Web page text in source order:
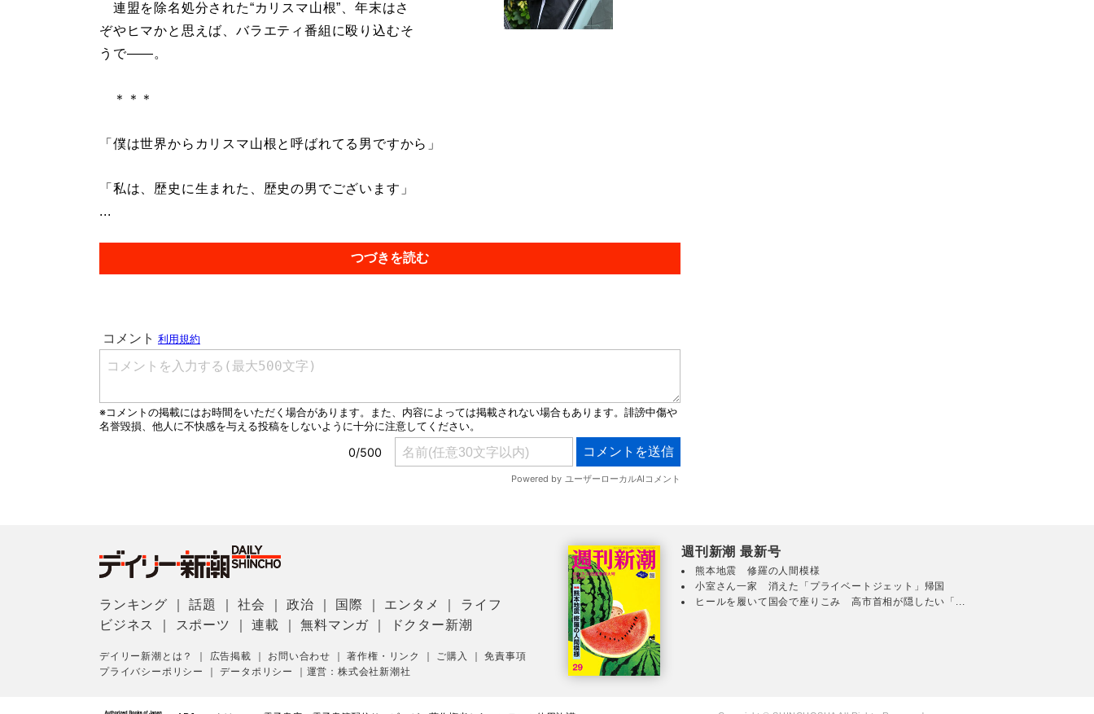
連盟を除名処分された“カリスマ山根”、年末はさ
ぞやヒマかと思えば、バラエティ番組に殴り込むそ
うで――。
＊＊＊
「僕は世界からカリスマ山根と呼ばれてる男ですから」
「私は、歴史に生まれた、歴史の男でございます」
...
つづきを読む
ランキング ｜話題 ｜社会 ｜政治 国際 エンタメ
ライフ
ビジネス
スポーツ ｜連載 ｜無料マンガ ドクター新潮
デイリー新潮とは？ ｜ 広告掲載 ｜ お問い合わせ ｜著作権・リンク ｜ ご購入 ｜免責事項
プライバシーポリシー
｜データポリシー ｜ 運営：株式会社新潮社
週刊新潮 最新号
熊本地震 修羅の人間模様
小室さん一家 消えた「プライベートジェット」帰国
ヒールを履いて国会で座りこみ 高市首相が隠したい「...